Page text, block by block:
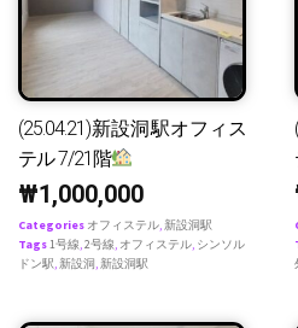
(25.04.21)新設洞駅オフィス
テル 7/21階
₩1,000,000
Categories オフィステル,新設洞駅
Tags1号線,2号線, オフィステル, シンソル
ドン駅,新設洞,新設洞駅